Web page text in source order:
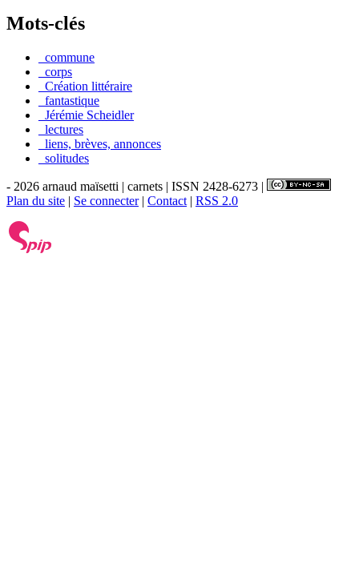
Mots-clés
_commune
_corps
_Création littéraire
_fantastique
_Jérémie Scheidler
_lectures
_liens, brèves, annonces
_solitudes
- 2026 arnaud maïsetti | carnets | ISSN 2428-6273 |
Plan du site | Se connecter| Contact | RSS 2.0